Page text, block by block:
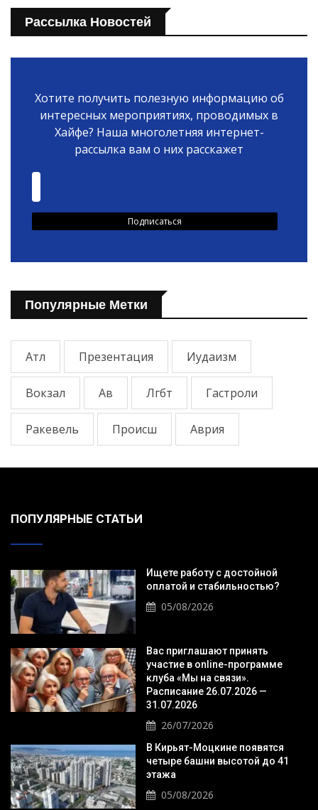
Рассылка Новостей
Хотите получить полезную информацию об
интересных мероприятиях, проводимых в
Хайфе? Наша многолетняя интернет-
рассылка вам о них расскажет
Популярные Метки
Атл Презентация Иудаизм
Вокзал Ав Лгбт Гастроли
Ракевель Происш Аврия
ПОПУЛЯРНЫЕ СТАТЬИ
Ищете работу с достойной
оплатой и стабильностью?
05/08/2026
Вас приглашают принять
участие в online-программе
клуба «Мы на связи».
Расписание 26.07.2026 —
31.07.2026
26/07/2026
В Кирьят-Моцкине появятся
четыре башни высотой до 41
этажа
05/08/2026